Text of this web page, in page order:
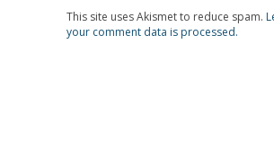
This site uses Akismet to reduce spam.
your comment data is processed.